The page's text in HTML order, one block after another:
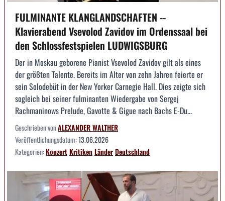
FULMINANTE KLANGLANDSCHAFTEN --
Klavierabend Vsevolod Zavidov im Ordenssaal bei
den Schlossfestspielen LUDWIGSBURG
Der in Moskau geborene Pianist Vsevolod Zavidov gilt als eines
der größten Talente. Bereits im Alter von zehn Jahren feierte er
sein Solodebüt in der New Yorker Carnegie Hall. Dies zeigte sich
sogleich bei seiner fulminanten Wiedergabe von Sergej
Rachmaninows Prelude, Gavotte & Gigue nach Bachs E-Du...
Geschrieben vonALEXANDER WALTHER
Veröffentlichungsdatum:13.06.2026
Kategorien:KonzertKritikenLänderDeutschland